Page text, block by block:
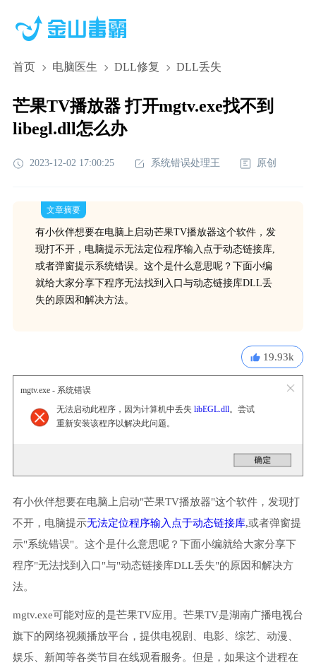
首页 电脑医生 DLL修复 DLL丢失
芒果TV播放器 打开mgtv.exe找不到
libegl.dll怎么办
2023-12-02 17:00:25 系统错误处理王 原创
文章摘要
有小伙伴想要在电脑上启动芒果TV播放器这个软件，发
现打不开，电脑提示无法定位程序输入点于动态链接库,
或者弹窗提示系统错误。这个是什么意思呢？下面小编
就给大家分享下程序无法找到入口与动态链接库DLL丢
失的原因和解决方法。
19.93k
mgtv.exe - 系统错误
无法启动此程序，因为计算机中丢失 libEGL.dll。尝试
重新安装该程序以解决此问题。
有小伙伴想要在电脑上启动"芒果TV播放器"这个软件，发现打
不开，电脑提示无法定位程序输入点于动态链接库,或者弹窗提
示"系统错误"。这个是什么意思呢？下面小编就给大家分享下
程序"无法找到入口"与"动态链接库DLL丢失"的原因和解决方
法。
mgtv.exe可能对应的是芒果TV应用。芒果TV是湖南广播电视台
旗下的网络视频播放平台，提供电视剧、电影、综艺、动漫、
娱乐、新闻等各类节目在线观看服务。但是，如果这个进程在